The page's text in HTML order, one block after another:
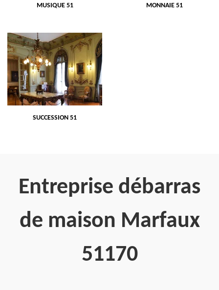
MUSIQUE 51
MONNAIE 51
SUCCESSION 51
Entreprise débarras
de maison Marfaux
51170